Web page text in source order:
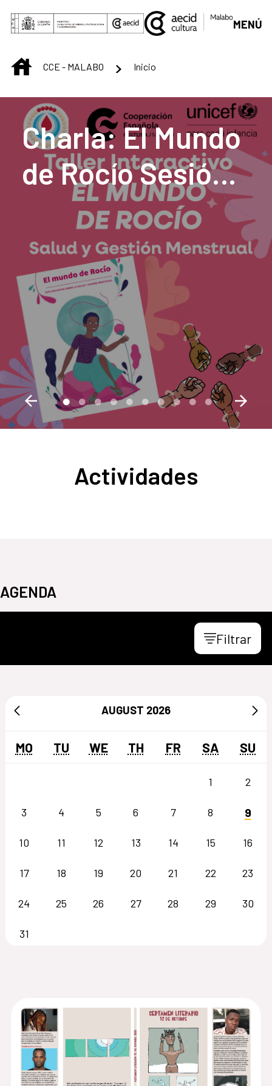
Skip to Main Content
MENÚ
INICIOCCE - MALABO Inicio
Centro Cultural de
Charla: El Mundo
de Rocío Sesión
interactiva para
la salud y gestión
menstrual
Actividades
AGENDA
Filtrar
AUGUST 2026
MO TU WE TH FR SA SU
1 2
3 4 5 6 7 8 9
10 11 12 13 14 15 16
17 18 19 20 21 22 23
24 25 26 27 28 29 30
31